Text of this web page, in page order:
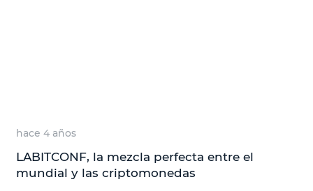
hace 4 años
LABITCONF, la mezcla perfecta entre el
mundial y las criptomonedas